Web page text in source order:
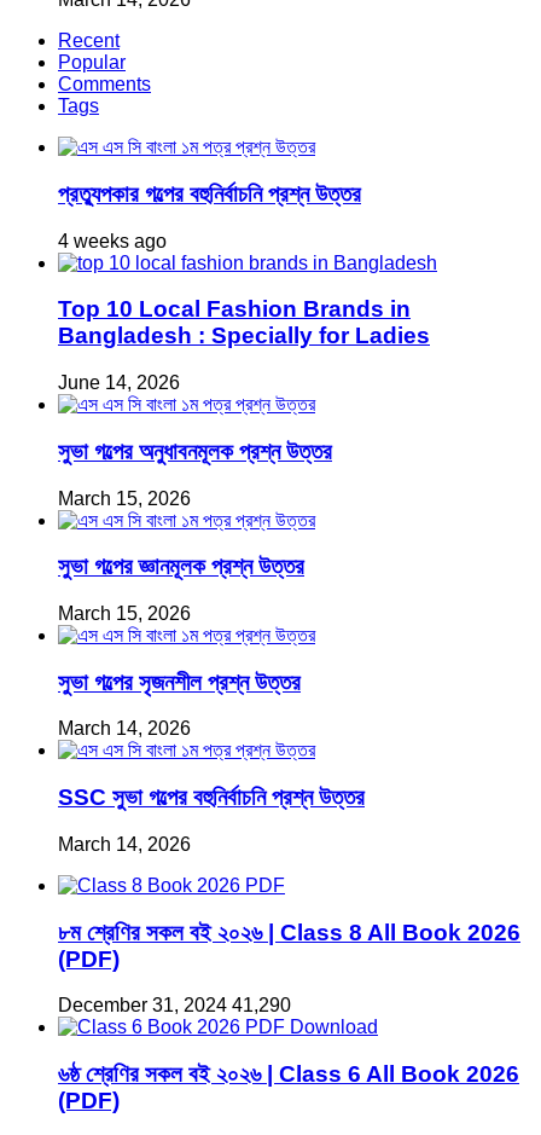
Recent
Popular
Comments
Tags
প্রত্যুপকার গল্পের বহুনির্বাচনি প্রশ্ন উত্তর
4 weeks ago
Top 10 Local Fashion Brands in
Bangladesh : Specially for Ladies
June 14, 2026
সুভা গল্পের অনুধাবনমূলক প্রশ্ন উত্তর
March 15, 2026
সুভা গল্পের জ্ঞানমূলক প্রশ্ন উত্তর
March 15, 2026
সুভা গল্পের সৃজনশীল প্রশ্ন উত্তর
March 14, 2026
SSC সুভা গল্পের বহুনির্বাচনি প্রশ্ন উত্তর
March 14, 2026
৮ম শ্রেণির সকল বই ২০২৬ | Class 8 All Book 2026
(PDF)
December 31, 2024 41,290
৬ষ্ঠ শ্রেণির সকল বই ২০২৬ | Class 6 All Book 2026
(PDF)